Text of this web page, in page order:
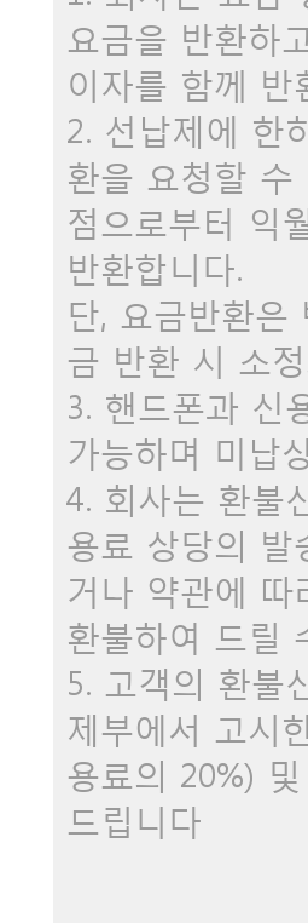
요금을 반환하
이자를 함께 반
2. 선납제에 한
환을 요청할
점으로부터 익
반환합니다.
단, 요금반환
금 반환 시 소
3. 핸드폰과 신
가능하며 미납
4. 회사는 환불
용료 상당의
거나 약관에
환불하여 드릴
5. 고객의 환불
제부에서 고시
용료의 20%)
드립니다